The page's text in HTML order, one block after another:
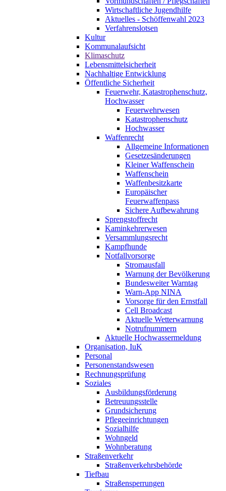
Wirtschaftliche Jugendhilfe
Aktuelles - Schöffenwahl 2023
Verfahrenslotsen
Kultur
Kommunalaufsicht
Klimaschutz
Lebensmittelsicherheit
Nachhaltige Entwicklung
Öffentliche Sicherheit
Feuerwehr, Katastrophenschutz,
Hochwasser
Feuerwehrwesen
Katastrophenschutz
Hochwasser
Waffenrecht
Allgemeine Informationen
Gesetzesänderungen
Kleiner Waffenschein
Waffenschein
Waffenbesitzkarte
Europäischer
Feuerwaffenpass
Sichere Aufbewahrung
Sprengstoffrecht
Kaminkehrerwesen
Versammlungsrecht
Kampfhunde
Notfallvorsorge
Stromausfall
Warnung der Bevölkerung
Bundesweiter Warntag
Warn-App NINA
Vorsorge für den Ernstfall
Cell Broadcast
Aktuelle Wetterwarnung
Notrufnummern
Aktuelle Hochwassermeldung
Organisation, IuK
Personal
Personenstandswesen
Rechnungsprüfung
Soziales
Ausbildungsförderung
Betreuungsstelle
Grundsicherung
Pflegeeinrichtungen
Sozialhilfe
Wohngeld
Wohnberatung
Straßenverkehr
Straßenverkehrsbehörde
Tiefbau
Straßensperrungen